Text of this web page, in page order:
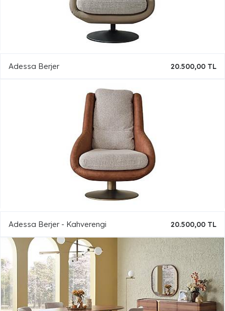
Adessa Berjer 20.500,00 TL
Adessa Berjer - Kahverengi 20.500,00 TL